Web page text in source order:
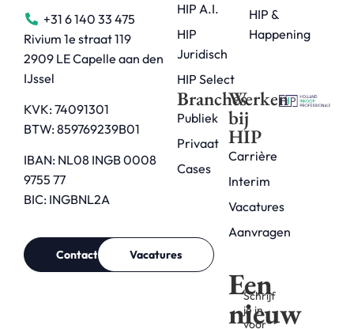
+31 6 140 33 475
Rivium 1e straat 119
2909 LE Capelle aan den
IJssel
KVK: 74091301
BTW: 859769239B01
IBAN: NL08 INGB 0008
9755 77
BIC: INGBNL2A
Contact Vacatures
HIP A.I.
HIP
Juridisch
HIP Select
HIP &
Happening
Branches
Publiek
Privaat
Cases
Werken
bij
HIP
Carrière
Interim
Vacatures
Aanvragen
Een
nieuw
Schrijf
je in
voor